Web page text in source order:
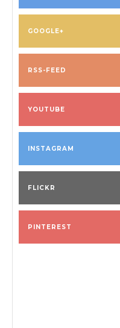
GOOGLE+
RSS-FEED
YOUTUBE
INSTAGRAM
FLICKR
PINTEREST